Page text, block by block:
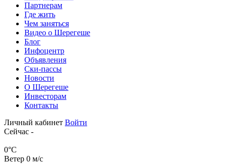
Партнерам
Где жить
Чем заняться
Видео о Шерегеше
Блог
Инфоцентр
Объявления
Ски-пассы
Новости
О Шерегеше
Инвесторам
Контакты
Личный кабинет Войти
Сейчас -
0°C
Ветер 0 м/с